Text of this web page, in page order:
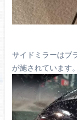
サイドミラーはブ
が施されています。